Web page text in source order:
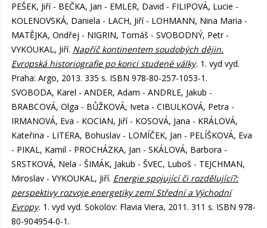
PEŠEK, Jiří - BEČKA, Jan - EMLER, David - FILIPOVÁ, Lucie -
KOLENOVSKÁ, Daniela - LACH, Jiří - LOHMANN, Nina Maria -
MATĚJKA, Ondřej - NIGRIN, Tomáš - SVOBODNÝ, Petr -
VYKOUKAL, Jiří. Napříč kontinentem soudobých dějin.
Evropská historiografie po konci studené války. 1. vyd vyd.
Praha: Argo, 2013. 335 s. ISBN 978-80-257-1053-1.
SVOBODA, Karel - ANDER, Adam - ANDRLE, Jakub -
BRABCOVÁ, Olga - BŮŽKOVÁ, Iveta - CIBULKOVÁ, Petra -
IRMANOVÁ, Eva - KOCIAN, Jiří - KOSOVÁ, Jana - KRÁLOVÁ,
Kateřina - LITERA, Bohuslav - LOMÍČEK, Jan - PELÍŠKOVÁ, Eva
- PIKAL, Kamil - PROCHÁZKA, Jan - SKÁLOVÁ, Barbora -
SRSTKOVÁ, Nela - ŠIMÁK, Jakub - ŠVEC, Luboš - TEJCHMAN,
Miroslav - VYKOUKAL, Jiří. Energie spojující či rozdělující?:
perspektivy rozvoje energetiky zemí Střední a Východní
Evropy. 1. vyd vyd. Sokolov: Flavia Viera, 2011. 311 s. ISBN 978-
80-904954-0-1.